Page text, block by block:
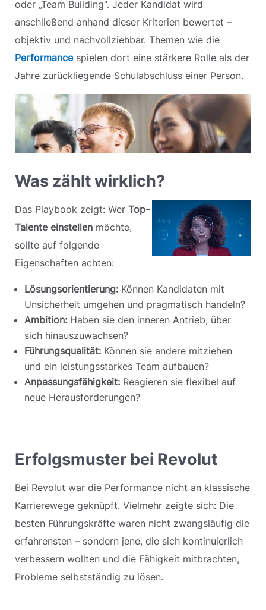
oder „Team Building“. Jeder Kandidat wird
anschließend anhand dieser Kriterien bewertet –
objektiv und nachvollziehbar. Themen wie die
Performancespielen dort eine stärkere Rolle als der
Jahre zurückliegende Schulabschluss einer Person.
Was zählt wirklich?
Das Playbook zeigt: Wer Top-
Talente einstellenmöchte,
sollte auf folgende
Eigenschaften achten:
Lösungsorientierung:Können Kandidaten mit
Unsicherheit umgehen und pragmatisch handeln?
Ambition:Haben sie den inneren Antrieb, über
sich hinauszuwachsen?
Führungsqualität:Können sie andere mitziehen
und ein leistungsstarkes Team aufbauen?
Anpassungsfähigkeit:Reagieren sie flexibel auf
neue Herausforderungen?
Erfolgsmuster bei Revolut
Bei Revolut war die Performance nicht an klassische
Karrierewege geknüpft. Vielmehr zeigte sich: Die
besten Führungskräfte waren nicht zwangsläufig die
erfahrensten – sondern jene, die sich kontinuierlich
verbessern wollten und die Fähigkeit mitbrachten,
Probleme selbstständig zu lösen.